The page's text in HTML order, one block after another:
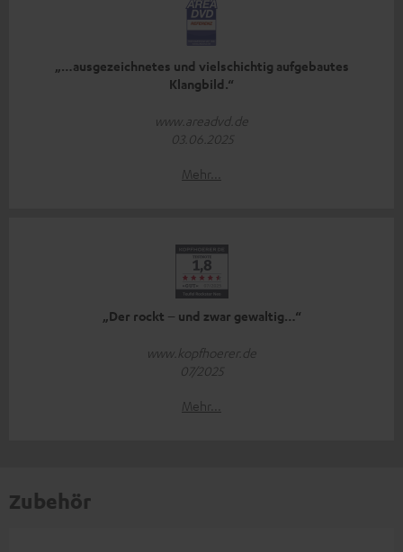
„…ausgezeichnetes und vielschichtig aufgebautes
Klangbild.“
www.areadvd.de
03.06.2025
Mehr...
„Der rockt – und zwar gewaltig…“
www.kopfhoerer.de
07/2025
Mehr...
Zubehör